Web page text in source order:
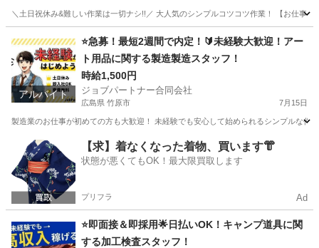
＼土日祝休み&難しい作業は一切ナシ!!／ 大人気のシンプルコツコツ作業！ 【お仕事
工場 スタッフ
アルバイト
⭐急募！最短2週間で内定！🔰未経験大歓迎！アー
ト用品に関する製造製造スタッフ！
時給1,500円
ジョブパートナー合同会社
広島県 竹原市 7月15日
製造業のお仕事が初めての方も大歓迎！ 未経験でも安心して始められるシンプルな
広島 竹原市 工場 スタッフ
【求】着なくなった着物、買います👘
状態が悪くてもOK！最大限買取します
プリフラ Ad
⭐即面接＆即採用🌟日払いOK！キャンプ道具に関
する加工検査スタッフ！